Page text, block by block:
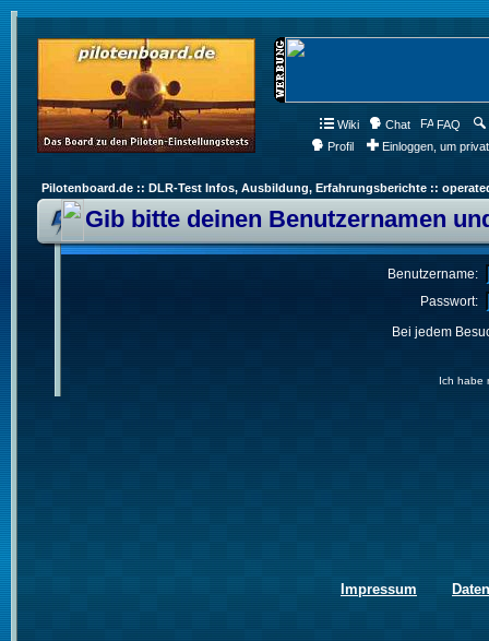
Wiki Chat FAQ
Profil
Einloggen, um
Pilotenboard.de :: DLR-Test Infos, Ausbildung, Erfahrungsberichte ::
Gib bitte deinen Benutzernamen
Benutzername:
Passwort:
Bei jedem
Ich habe
Impressum